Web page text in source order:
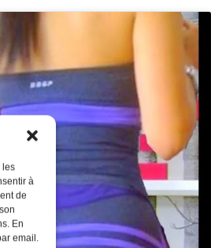
les
à
de
En
email.